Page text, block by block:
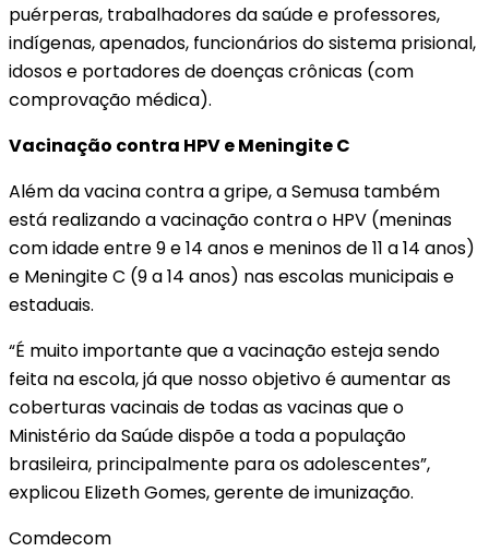
puérperas, trabalhadores da saúde e professores,
indígenas, apenados, funcionários do sistema prisional,
idosos e portadores de doenças crônicas (com
comprovação médica).
Vacinação contra HPV e Meningite C
Além da vacina contra a gripe, a Semusa também
está realizando a vacinação contra o HPV (meninas
com idade entre 9 e 14 anos e meninos de 11 a 14 anos)
e Meningite C (9 a 14 anos) nas escolas municipais e
estaduais.
“É muito importante que a vacinação esteja sendo
feita na escola, já que nosso objetivo é aumentar as
coberturas vacinais de todas as vacinas que o
Ministério da Saúde dispõe a toda a população
brasileira, principalmente para os adolescentes”,
explicou Elizeth Gomes, gerente de imunização.
Comdecom